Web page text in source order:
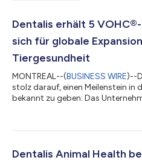
Dentalis erhält 5
sich für globale
Tiergesundheit
MONTREAL--(BUSINESS WIRE)--
stolz darauf, einen Meilenstein in
bekannt zu geben: Das
Kombinationsprodukte für
Bereich der Mundpflege für
Dentalis Animal Health